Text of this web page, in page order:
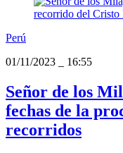
Perú
01/11/2023
16:55
Señor de los
fechas de la
recorridos